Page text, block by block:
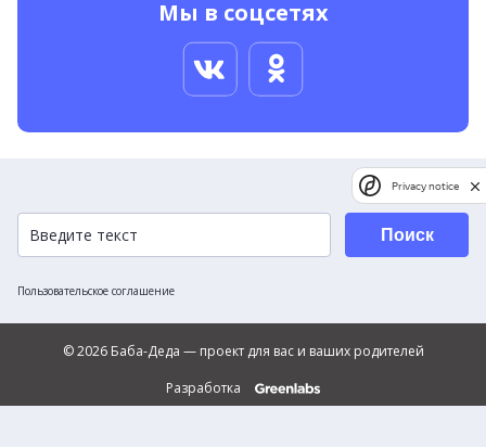
Мы в соцсетях
Пользовательское соглашение
Поиск
© 2026 Баба-Деда — проект для вас и ваших родителей
Разработка
Privacy notice